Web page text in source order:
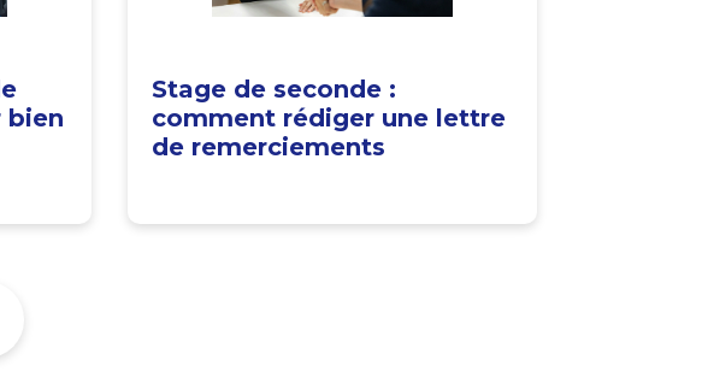
bien
Stage de seconde :
comment rédiger une lettre
de remerciements